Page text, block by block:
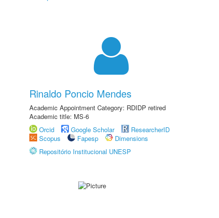
Rinaldo Poncio Mendes
Academic Appointment Category: RDIDP retired
Academic title: MS-6
Orcid
Google Scholar
ResearcherID
Scopus
Fapesp
Dimensions
Repositório Institucional UNESP